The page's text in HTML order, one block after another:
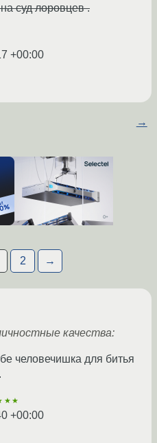
суд лоровцев .
+00:00
→
2 →
качества:
человечишка для битья
+00:00